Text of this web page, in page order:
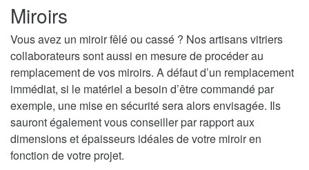
Miroirs
Vous avez un miroir fêlé ou cassé ? Nos artisans vitriers
collaborateurs sont aussi en mesure de procéder au
remplacement de vos miroirs. A défaut d’un remplacement
immédiat, si le matériel a besoin d’être commandé par
exemple, une mise en sécurité sera alors envisagée. Ils
sauront également vous conseiller par rapport aux
dimensions et épaisseurs idéales de votre miroir en
fonction de votre projet.